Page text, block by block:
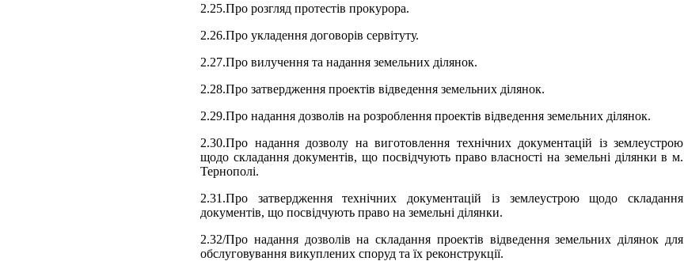
2.25.Про розгляд протестів прокурора.
2.26.Про укладення договорів сервітуту.
2.27.Про вилучення та надання земельних ділянок.
2.28.Про затвердження проектів відведення земельних ділянок.
2.29.Про надання дозволів на розроблення проектів відведення земельних ділянок.
2.30.Про надання дозволу на виготовлення технічних документацій із землеустрою
щодо складання документів, що посвідчують право власності на земельні ділянки в м.
Тернополі.
2.31.Про затвердження технічних документацій із землеустрою щодо складання
документів, що посвідчують право на земельні ділянки.
2.32/Про надання дозволів на складання проектів відведення земельних ділянок для
обслуговування викуплених споруд та їх реконструкції.